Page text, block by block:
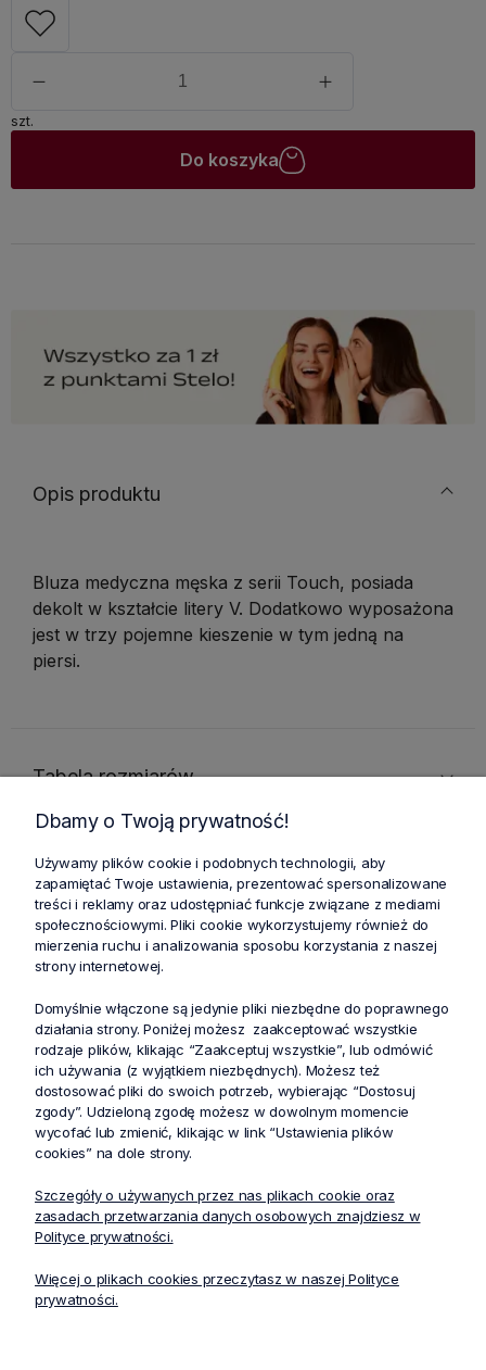
szt.
Do koszyka
Opis produktu
Bluza medyczna męska z serii Touch, posiada
dekolt w kształcie litery V. Dodatkowo wyposażona
jest w trzy pojemne kieszenie w tym jedną na
piersi.
Tabela rozmiarów
Cechy produktu
Zniżki i oferty specjalne dla
lojalnych klientów
Profesjonalna dostawa
zamówień w całej Polsce
Bezpieczne i bezproblemowe
płatności internetowe
Zwrot zakupów do 30 dni bez
podawania powodu
Produkty powiązane
Dbamy o Twoją prywatność!
Używamy plików cookie i podobnych technologii, aby
zapamiętać Twoje ustawienia, prezentować spersonalizowane
treści i reklamy oraz udostępniać funkcje związane z mediami
społecznościowymi. Pliki cookie wykorzystujemy również do
mierzenia ruchu i analizowania sposobu korzystania z naszej
strony internetowej.
Domyślnie włączone są jedynie pliki niezbędne do poprawnego
działania strony. Poniżej możesz zaakceptować wszystkie
rodzaje plików, klikając “Zaakceptuj wszystkie”, lub odmówić
ich używania (z wyjątkiem niezbędnych). Możesz też
dostosować pliki do swoich potrzeb, wybierając “Dostosuj
zgody”. Udzieloną zgodę możesz w dowolnym momencie
wycofać lub zmienić, klikając w link “Ustawienia plików
cookies” na dole strony.
Szczegóły o używanych przez nas plikach cookie oraz
zasadach przetwarzania danych osobowych znajdziesz w
Polityce prywatności.
Więcej o plikach cookies przeczytasz w naszej Polityce
prywatności.